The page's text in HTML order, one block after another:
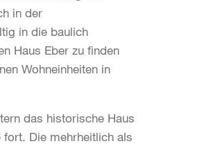
in der
in die baulich
Haus Eber zu finden
Wohneinheiten in
das historische Haus
Die mehrheitlich als